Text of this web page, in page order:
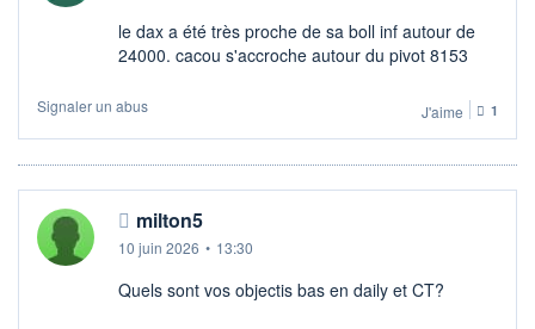
le dax a été très proche de sa boll inf autour de
24000. cacou s'accroche autour du pivot 8153
Signaler un abus J'aime 1
milton5
10 juin 2026 • 13:30
Quels sont vos objectis bas en daily et CT?